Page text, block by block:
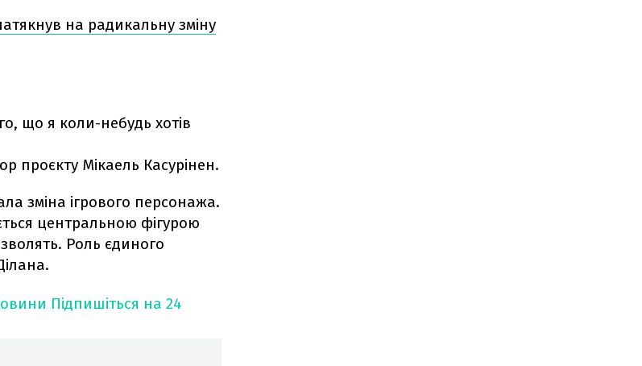
на радикальну зміну
що я коли-небудь хотів
проєкту Мікаель Касурінен.
зміна ігрового персонажа.
центральною фігурою
Роль єдиного
Підпишіться на 24